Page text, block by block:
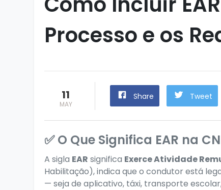
Processo e os
11
MAY
Share Tweet
✅ O Que Significa EAR na
A sigla EAR significa Exerce Atividade
Habilitação), indica que o condutor está
— seja de aplicativo, táxi, transporte